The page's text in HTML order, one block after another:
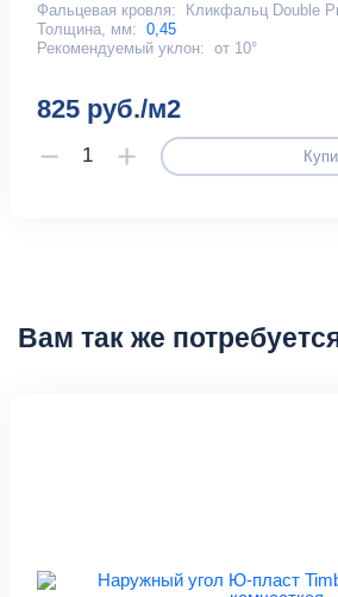
Фальцевая кровля:
Кликфальц Double
Толщина, мм: 0,45
Рекомендуемый уклон: от 10°
825 руб./м2
Вам так же